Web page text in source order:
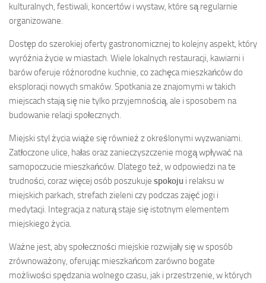
kulturalnych, festiwali, koncertów i wystaw, które są regularnie
organizowane.
Dostęp do szerokiej oferty gastronomicznej to kolejny aspekt, który
wyróżnia życie w miastach. Wiele lokalnych restauracji, kawiarni i
barów oferuje różnorodne kuchnie, co zachęca mieszkańców do
eksploracji nowych smaków. Spotkania ze znajomymi w takich
miejscach stają się nie tylko przyjemnością, ale i sposobem na
budowanie relacji społecznych.
Miejski styl życia wiąże się również z określonymi wyzwaniami.
Zatłoczone ulice, hałas oraz zanieczyszczenie mogą wpływać na
samopoczucie mieszkańców. Dlatego też, w odpowiedzi na te
trudności, coraz więcej osób poszukuje spokoju i relaksu w
miejskich parkach, strefach zieleni czy podczas zajęć jogi i
medytacji. Integracja z naturą staje się istotnym elementem
miejskiego życia.
Ważne jest, aby społeczności miejskie rozwijały się w sposób
zrównoważony, oferując mieszkańcom zarówno bogate
możliwości spędzania wolnego czasu, jak i przestrzenie, w których